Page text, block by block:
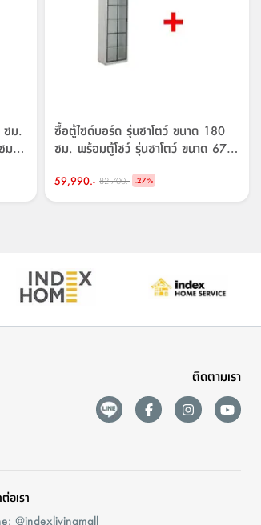
ซม.
ม.
ซื้อตู้ไซด์บอร์ด รุ่นชาโตว์ ขนาด 180
ซม. พร้อมตู้โชว์ รุ่นชาโตว์ ขนาด 67
59,990.- 82,700.- -27%
ติดตามเรา
อเรา
@indexlivingmall